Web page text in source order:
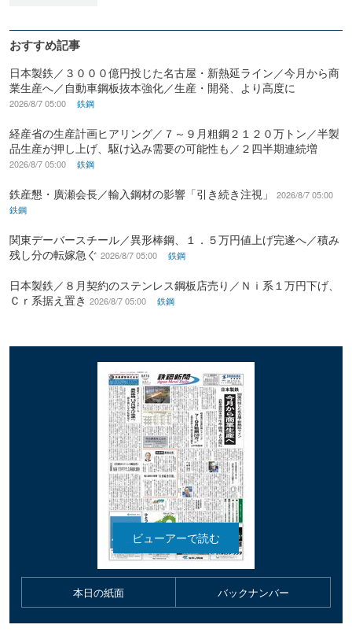
おすすめ記事
日本製鉄／３０００億円投じた名古屋・新熱延ライン／今月から商
業生産へ／自動車鋼板抜本強化／生産・開発、より高度に
2026/8/7 05:00 鉄鋼
経産省の生産計画ヒアリング／７～９月粗鋼２１２０万トン／半製
品生産が押し上げ、駆け込み需要の可能性も／２四半期連続増
2026/8/7 05:00 鉄鋼
鉄産懇・廣瀬会長／輸入鋼材の影響「引き続き注視」
2026/8/7 05:00
鉄鋼
関東デーバースチール／異形棒鋼、１．５万円値上げ完遂へ／積み
残し分の転嫁急ぐ 2026/8/7 05:00 鉄鋼
日本製鉄／８月契約のステンレス鋼板店売り／Ｎｉ系１万円下げ、
Ｃｒ系据え置き 2026/8/7 05:00 鉄鋼
本日の紙面 バックナンバー